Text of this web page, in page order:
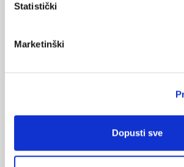
Statistički
Marketinški
Dopusti sve
23.08.2013.